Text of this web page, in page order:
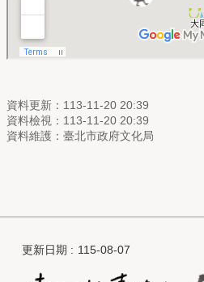
資料更新：113-11-20 20:39
資料檢視：113-11-20 20:39
資料維護：臺北市政府文化局
更新日期 115-08-07